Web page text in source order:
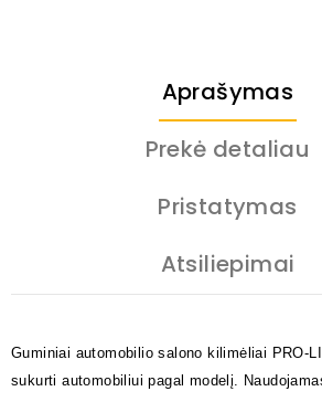
Aprašymas
Prekė detaliau
Pristatymas
Atsiliepimai
Guminiai automobilio salono kilimėliai PRO-
sukurti automobiliui pagal modelį.